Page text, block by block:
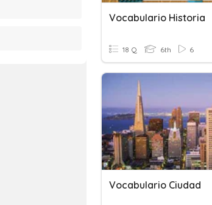
Vocabulario Historia
18 Q 6th 6
Vocabulario Ciudad